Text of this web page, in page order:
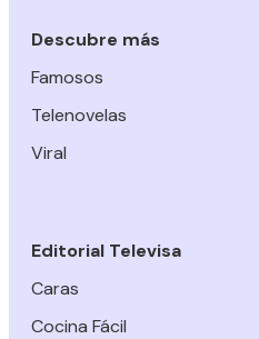
Descubre más
Famosos
Telenovelas
Viral
Editorial Televisa
Caras
Cocina Fácil